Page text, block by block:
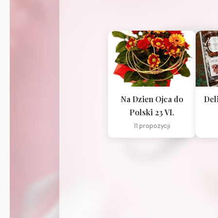
Na Dzien Ojca do
Polski 23 VI.
11 propozycji